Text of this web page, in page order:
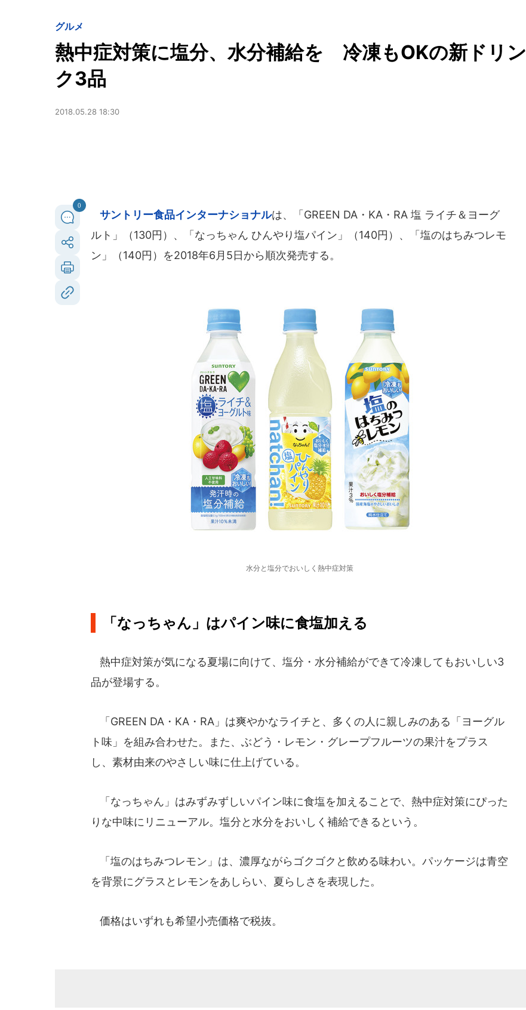
グルメ
熱中症対策に塩分、水分補給を 冷凍もOKの新ドリン
ク3品
2018.05.28 18:30
0
サントリー食品インターナショナルは、「GREEN DA・KA・RA 塩 ライチ＆ヨーグ
ルト」（130円）、「なっちゃん ひんやり塩パイン」（140円）、「塩のはちみつレモ
ン」（140円）を2018年6月5日から順次発売する。
水分と塩分でおいしく熱中症対策
「なっちゃん」はパイン味に食塩加える
熱中症対策が気になる夏場に向けて、塩分・水分補給ができて冷凍してもおいしい3
品が登場する。
「GREEN DA・KA・RA」は爽やかなライチと、多くの人に親しみのある「ヨーグル
ト味」を組み合わせた。また、ぶどう・レモン・グレープフルーツの果汁をプラス
し、素材由来のやさしい味に仕上げている。
「なっちゃん」はみずみずしいパイン味に食塩を加えることで、熱中症対策にぴった
りな中味にリニューアル。塩分と水分をおいしく補給できるという。
「塩のはちみつレモン」は、濃厚ながらゴクゴクと飲める味わい。パッケージは青空
を背景にグラスとレモンをあしらい、夏らしさを表現した。
価格はいずれも希望小売価格で税抜。